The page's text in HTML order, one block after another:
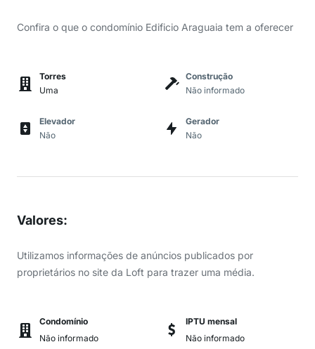
Confira o que o condomínio Edificio Araguaia tem a oferecer
Torres
Uma
Construção
Não informado
Elevador
Não
Gerador
Não
Valores:
Utilizamos informações de anúncios publicados por
proprietários no site da Loft para trazer uma média.
Condomínio
Não informado
IPTU mensal
Não informado